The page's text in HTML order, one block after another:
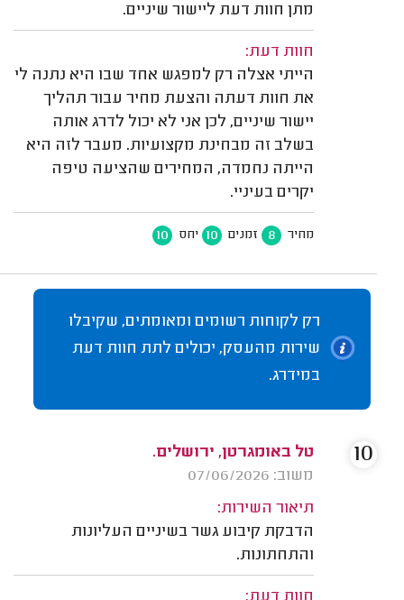
מתן חוות דעת ליישור שיניים.
חוות דעת:
הייתי אצלה רק למפגש אחד שבו היא נתנה לי
את חוות דעתה והצעת מחיר עבור תהליך
יישור שיניים, לכן אני לא יכול לדרג אותה
בשלב זה מבחינת מקצועיות. מעבר לזה היא
הייתה נחמדה, המחירים שהציעה טיפה
יקרים בעיניי.
מחיר 8 זמנים 10 יחס 10
רק לקוחות רשומים ומאומתים, שקיבלו
שירות מהעסק, יכולים לתת חוות דעת
במידרג.
טל באומגרטן, ירושלים.
משוב: 07/06/2026
תיאור השירות:
הדבקת קיבוע גשר בשיניים העליונות
והתחתונות.
10